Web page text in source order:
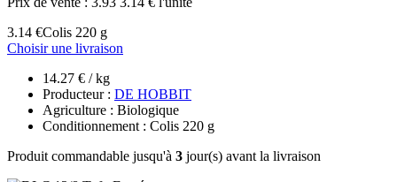
3.14 €Colis 220 g
Choisir une livraison
14.27 € / kg
Producteur : DE HOBBIT
Agriculture : Biologique
Conditionnement : Colis 220 g
Produit commandable jusqu'à 3 jour(s) avant la livraison